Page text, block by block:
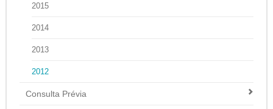
2015
2014
2013
2012
Consulta Prévia